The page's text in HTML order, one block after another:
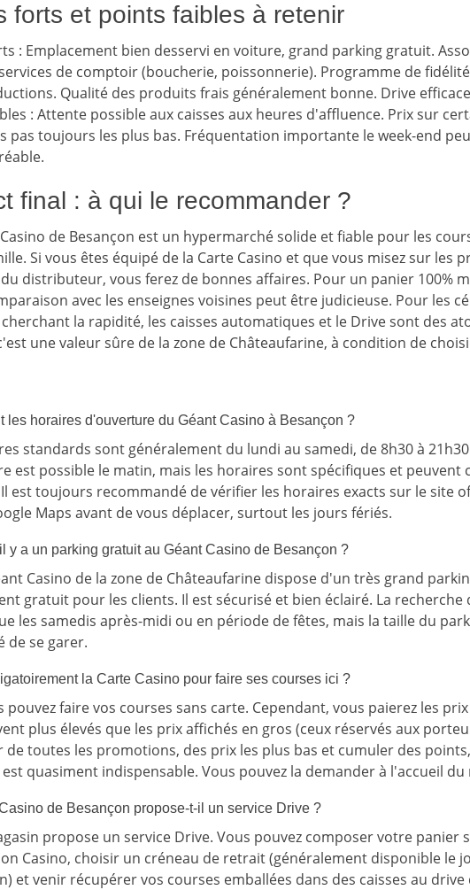
forts et points faibles à retenir
: Emplacement bien desservi en voiture, grand parking gratuit.
de comptoir (boucherie, poissonnerie). Programme de
Qualité des produits frais généralement bonne. Drive
: Attente possible aux caisses aux heures d'affluence. Prix sur
pas toujours les plus bas. Fréquentation importante le week-end
final : à qui le recommander ?
de Besançon est un hypermarché solide et fiable pour les
Si vous êtes équipé de la Carte Casino et que vous misez sur les
distributeur, vous ferez de bonnes affaires. Pour un panier 100%
avec les enseignes voisines peut être judicieuse. Pour les
la rapidité, les caisses automatiques et le Drive sont des
une valeur sûre de la zone de Châteaufarine, à condition de
les horaires d'ouverture du Géant Casino à Besançon ?
standards sont généralement du lundi au samedi, de 8h30 à
est possible le matin, mais les horaires sont spécifiques et peuvent
est toujours recommandé de vérifier les horaires exacts sur le site
Maps avant de vous déplacer, surtout les jours fériés.
y a un parking gratuit au Géant Casino de Besançon ?
Casino de la zone de Châteaufarine dispose d'un très grand
gratuit pour les clients. Il est sécurisé et bien éclairé. La
les samedis après-midi ou en période de fêtes, mais la taille du
de se garer.
la Carte Casino pour faire ses courses ici ?
pouvez faire vos courses sans carte. Cependant, vous paierez les
plus élevés que les prix affichés en gros (ceux réservés aux
de toutes les promotions, des prix les plus bas et cumuler des
quasiment indispensable. Vous pouvez la demander à l'accueil du
de Besançon propose-t-il un service Drive ?
propose un service Drive. Vous pouvez composer votre panier
Casino, choisir un créneau de retrait (généralement disponible le
et venir récupérer vos courses emballées dans des caisses au